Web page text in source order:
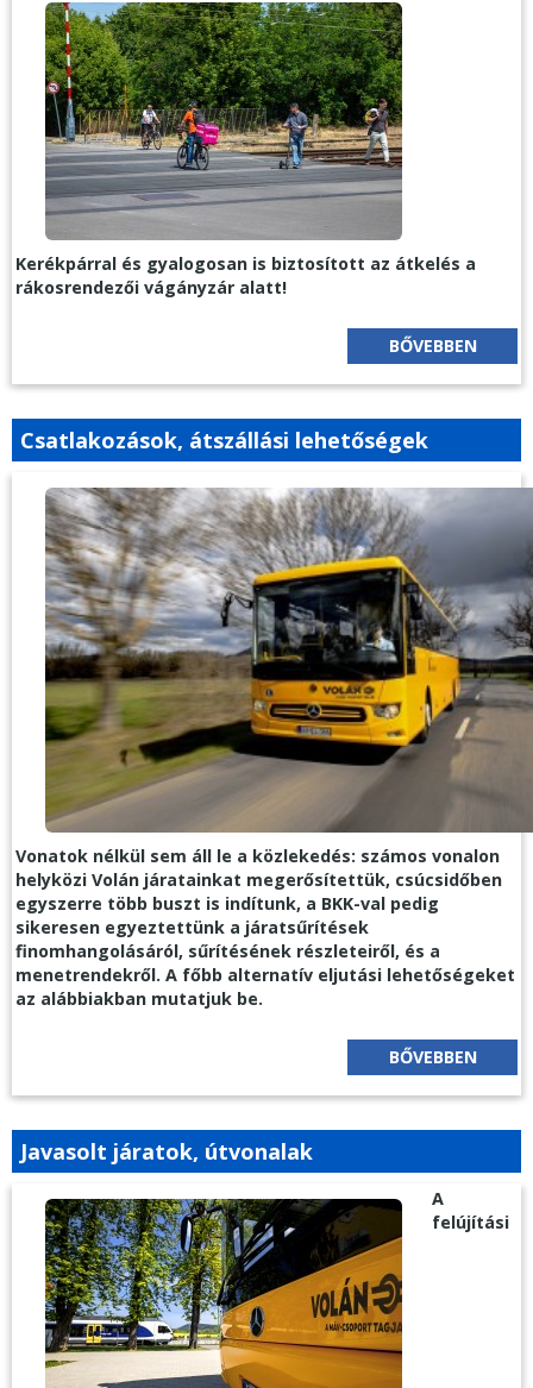
Kerékpárral és gyalogosan is biztosított az átkelés a
rákosrendezői vágányzár alatt!
BŐVEBBEN
Csatlakozások, átszállási lehetőségek
Vonatok nélkül sem áll le a közlekedés: számos vonalon
helyközi Volán járatainkat megerősítettük, csúcsidőben
egyszerre több buszt is indítunk, a BKK-val pedig
sikeresen egyeztettünk a járatsűrítések
finomhangolásáról, sűrítésének részleteiről, és a
menetrendekről. A főbb alternatív eljutási lehetőségeket
az alábbiakban mutatjuk be.
BŐVEBBEN
Javasolt járatok, útvonalak
A
felújítási